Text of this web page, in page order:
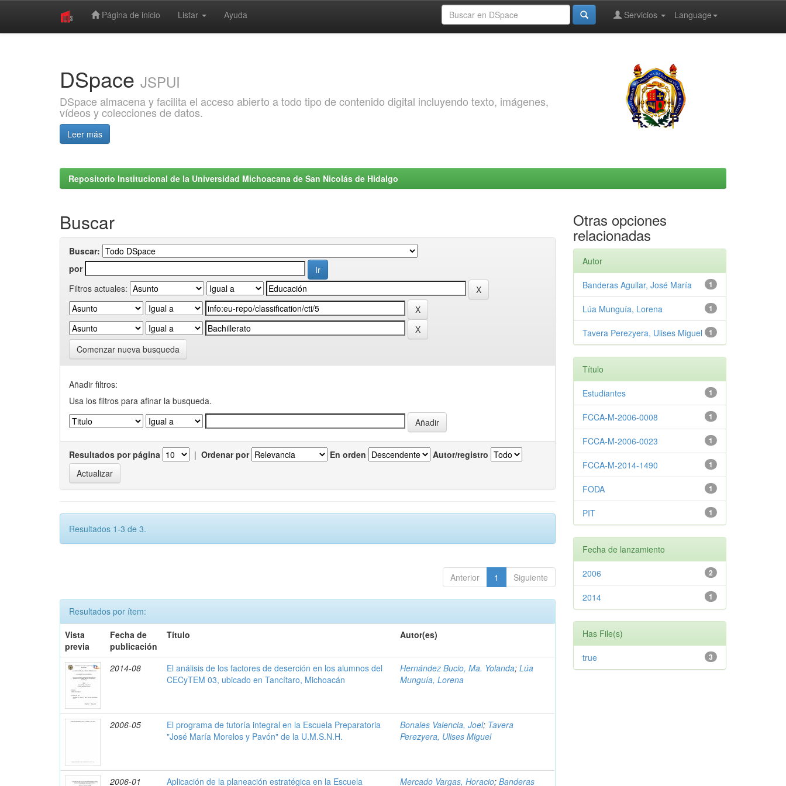
Página de inicio Listar Ayuda Language
Servicios
DSpace JSPUI
DSpace almacena y facilita el acceso abierto a todo tipo de contenido digital incluyendo texto, imágenes,
vídeos y colecciones de datos.
Leer más
Repositorio Institucional de la Universidad Michoacana de San Nicolás de Hidalgo
Buscar
Buscar:
por
Filtros actuales:
Comenzar nueva busqueda
Añadir filtros:
Usa los filtros para afinar la busqueda.
Resultados por página | Ordenar por En orden Autor/registro
Resultados 1-3 de 3.
Anterior 1 Siguiente
Resultados por ítem:
Vista
previa
Fecha de
publicación
Título Autor(es)
2014-08
El análisis de los factores de deserción en los alumnos del
CECyTEM 03, ubicado en Tancítaro, Michoacán
Hernández Bucio, Ma. Yolanda;Lúa
Munguía, Lorena
2006-05
El programa de tutoría integral en la Escuela Preparatoria
"José María Morelos y Pavón" de la U.M.S.N.H.
Bonales Valencia, Joel; Tavera
Perezyera, Ulises Miguel
2006-01 Aplicación de la planeación estratégica en la Escuela Mercado Vargas, Horacio;Banderas
Otras opciones
relacionadas
Autor
1
Banderas Aguilar, José María
1
Lúa Munguía, Lorena
1
Tavera Perezyera, Ulises Miguel
Título
1
Estudiantes
1
FCCA-M-2006-0008
1
FCCA-M-2006-0023
1
FCCA-M-2014-1490
1
FODA
1
PIT
Fecha de lanzamiento
2
2006
1
2014
Has File(s)
3
true